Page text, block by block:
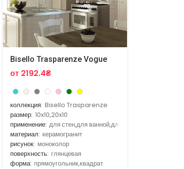
Bisello Trasparenze Vogue
от 2192.4₴
коллекция: Bisello Trasparenze
размер: 10x10,20x10
применение: для стен,для ванной,для кухни
материал: керамогранит
рисунок: моноколор
поверхность: глянцевая
форма: прямоугольник,квадрат